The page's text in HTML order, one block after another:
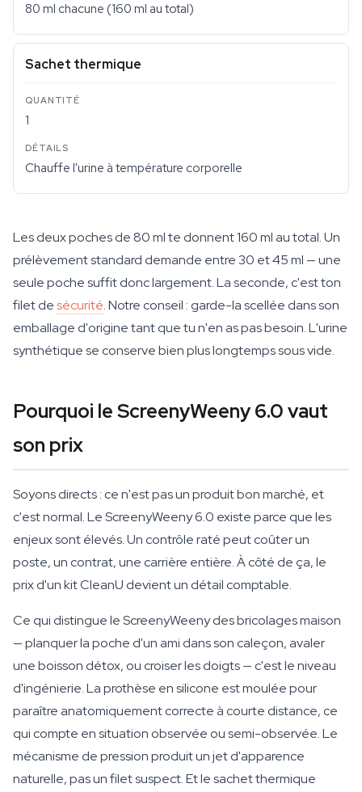
80 ml chacune (160 ml au total)
Sachet thermique
1
Chauffe l'urine à température corporelle
Les deux poches de 80 ml te donnent 160 ml au total. Un
prélèvement standard demande entre 30 et 45 ml — une
seule poche suffit donc largement. La seconde, c'est ton
filet desécurité. Notre conseil : garde-la scellée dans son
emballage d'origine tant que tu n'en as pas besoin. L'urine
synthétique se conserve bien plus longtemps sous vide.
Pourquoi le ScreenyWeeny 6.0 vaut
son prix
Soyons directs : ce n'est pas un produit bon marché, et
c'est normal. Le ScreenyWeeny 6.0 existe parce que les
enjeux sont élevés. Un contrôle raté peut coûter un
poste, un contrat, une carrière entière. À côté de ça, le
prix d'un kit CleanU devient un détail comptable.
Ce qui distingue le ScreenyWeeny des bricolages maison
— planquer la poche d'un ami dans son caleçon, avaler
une boisson détox, ou croiser les doigts — c'est le niveau
d'ingénierie. La prothèse en silicone est moulée pour
paraître anatomiquement correcte à courte distance, ce
qui compte en situation observée ou semi-observée. Le
mécanisme de pression produit un jet d'apparence
naturelle, pas un filet suspect. Et le sachet thermique